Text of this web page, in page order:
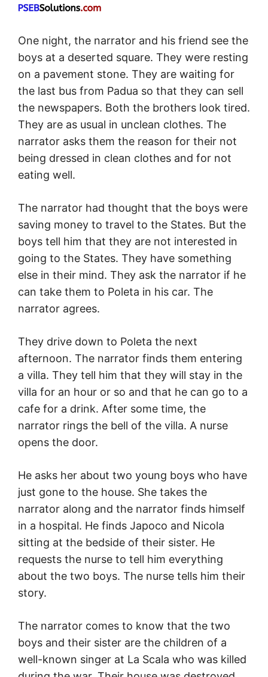
One night, the narrator and his friend see the
boys at a deserted square. They were resting
on a pavement stone. They are waiting for
the last bus from Padua so that they can sell
the newspapers. Both the brothers look tired.
They are as usual in unclean clothes. The
narrator asks them the reason for their not
being dressed in clean clothes and for not
eating well.
The narrator had thought that the boys were
saving money to travel to the States. But the
boys tell him that they are not interested in
going to the States. They have something
else in their mind. They ask the narrator if he
can take them to Poleta in his car. The
narrator agrees.
They drive down to Poleta the next
afternoon. The narrator finds them entering
a villa. They tell him that they will stay in the
villa for an hour or so and that he can go to a
cafe for a drink. After some time, the
narrator rings the bell of the villa. A nurse
opens the door.
He asks her about two young boys who have
just gone to the house. She takes the
narrator along and the narrator finds himself
in a hospital. He finds Japoco and Nicola
sitting at the bedside of their sister. He
requests the nurse to tell him everything
about the two boys. The nurse tells him their
story.
The narrator comes to know that the two
boys and their sister are the children of a
well-known singer at La Scala who was killed